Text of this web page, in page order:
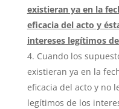
existieran ya en la
eficacia del acto y
intereses legítimos
Cuando los
existieran ya en la
eficacia del acto y no
legítimos de los